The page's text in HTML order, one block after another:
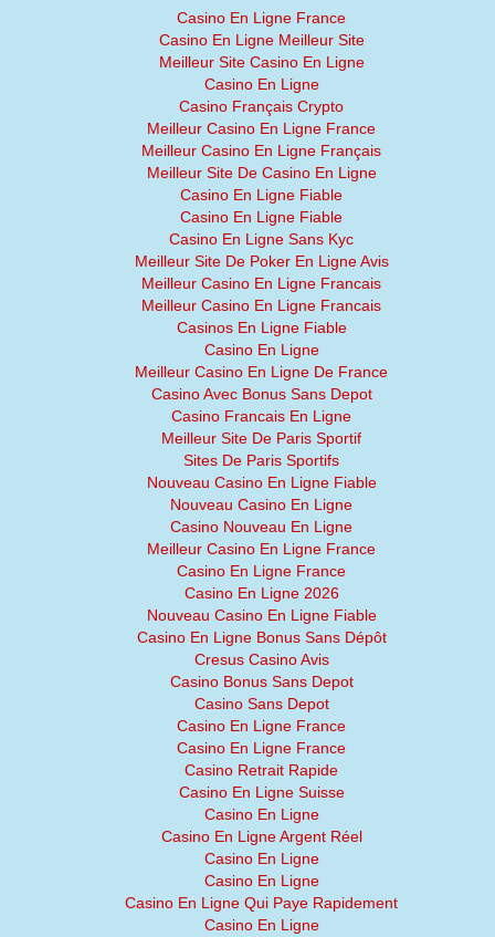
Casino En Ligne France
Casino En Ligne Meilleur Site
Meilleur Site Casino En Ligne
Casino En Ligne
Casino Français Crypto
Meilleur Casino En Ligne France
Meilleur Casino En Ligne Français
Meilleur Site De Casino En Ligne
Casino En Ligne Fiable
Casino En Ligne Fiable
Casino En Ligne Sans Kyc
Meilleur Site De Poker En Ligne Avis
Meilleur Casino En Ligne Francais
Meilleur Casino En Ligne Francais
Casinos En Ligne Fiable
Casino En Ligne
Meilleur Casino En Ligne De France
Casino Avec Bonus Sans Depot
Casino Francais En Ligne
Meilleur Site De Paris Sportif
Sites De Paris Sportifs
Nouveau Casino En Ligne Fiable
Nouveau Casino En Ligne
Casino Nouveau En Ligne
Meilleur Casino En Ligne France
Casino En Ligne France
Casino En Ligne 2026
Nouveau Casino En Ligne Fiable
Casino En Ligne Bonus Sans Dépôt
Cresus Casino Avis
Casino Bonus Sans Depot
Casino Sans Depot
Casino En Ligne France
Casino En Ligne France
Casino Retrait Rapide
Casino En Ligne Suisse
Casino En Ligne
Casino En Ligne Argent Réel
Casino En Ligne
Casino En Ligne
Casino En Ligne Qui Paye Rapidement
Casino En Ligne